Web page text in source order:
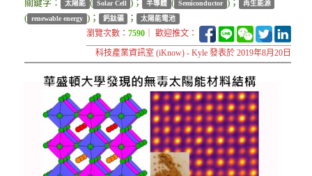
關鍵字： 太陽能 ( Solar Cell )； 半導體 ( Semiconductor )； 再生能源
( renewable energy )； 鈣鈦礦 ； 太陽能電池
瀏覽次數：7590 ｜ 歡迎推文：
科技產業資訊室 (iKnow) - Kyle 發表於 2019年8月20日